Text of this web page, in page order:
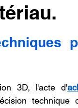
U1
3D, l'acte d'
technique